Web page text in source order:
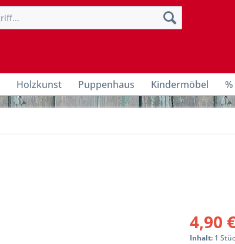
Holzkunst Puppenhaus Kindermöbel
4,90
Inhalt: 1